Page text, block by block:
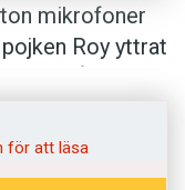
mikrofoner
Roy yttrat
Han
för att läsa